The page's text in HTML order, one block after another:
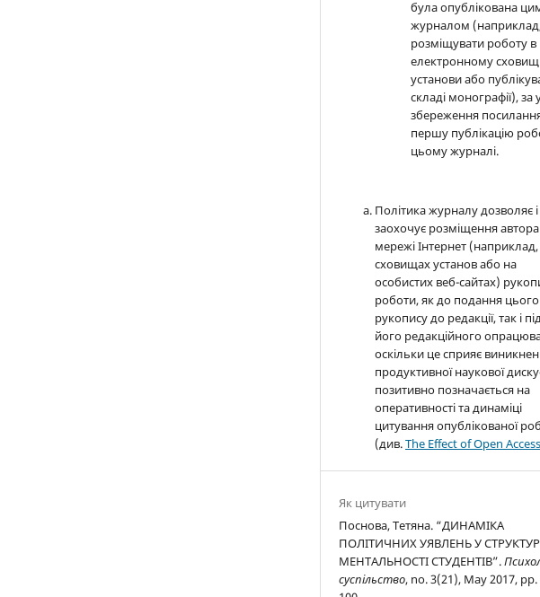
була опублікована
журналом
розміщувати роботу в
електронному
установи або
складі монографії),
збереження
першу публікацію
цьому журналі.
Політика журналу дозволяє і
заохочує розміщення
мережі Інтернет
сховищах установ або на
особистих веб-сайтах)
роботи, як до подання цього
рукопису до редакції, так і
його редакційного
оскільки це сприяє
продуктивної наукової
позитивно позначається на
оперативності та динаміці
цитування опублікованої
(див.The Effect of Open Access
Як цитувати
Поснова, Тетяна. “ДИНАМІКА
ПОЛІТИЧНИХ УЯВЛЕНЬ У
МЕНТАЛЬНОСТІ СТУДЕНТІВ”.
суспільство, no. 3(21), May 2017, pp.